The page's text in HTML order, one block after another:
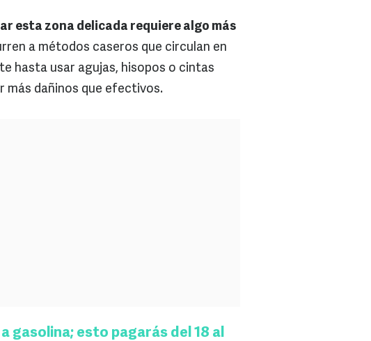
esta zona delicada requiere algo más
a métodos caseros que circulan en
hasta usar agujas, hisopos o cintas
dañinos que efectivos.
gasolina; esto pagarás del 18 al